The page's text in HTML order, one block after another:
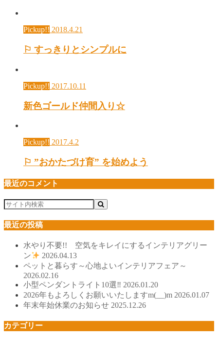
Pickup!! 2018.4.21
⚐ すっきりとシンプルに
Pickup!! 2017.10.11
新色ゴールド仲間入り☆
Pickup!! 2017.4.2
⚐ ”おかたづけ育” を始めよう
最近のコメント
最近の投稿
水やり不要!! 空気をキレイにするインテリアグリー
ン
2026.04.13
ペットと暮らす～心地よいインテリアフェア～
2026.02.16
小型ペンダントライト10選‼ 2026.01.20
2026年もよろしくお願いいたしますm(__)m 2026.01.07
年末年始休業のお知らせ 2025.12.26
カテゴリー